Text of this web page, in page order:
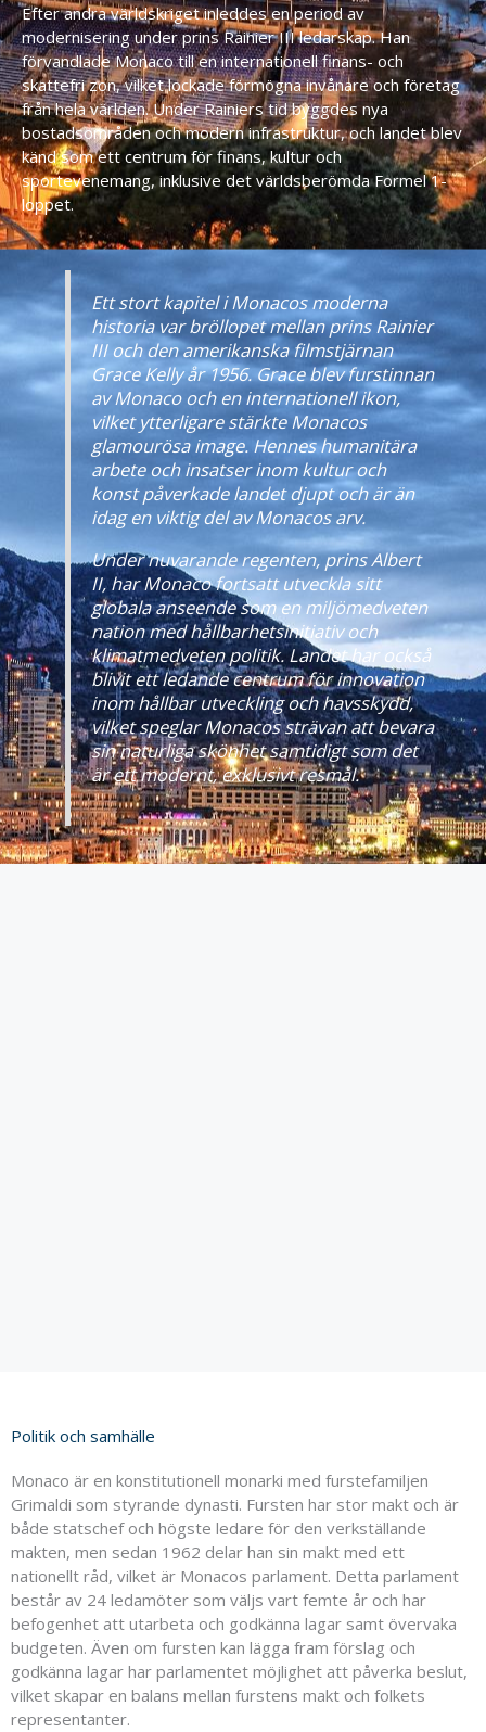
Efter andra världskriget inleddes en period av
modernisering under prins Rainier III ledarskap. Han
förvandlade Monaco till en internationell finans- och
skattefri zon, vilket lockade förmögna invånare och företag
från hela världen. Under Rainiers tid byggdes nya
bostadsområden och modern infrastruktur, och landet blev
känd som ett centrum för finans, kultur och
sportevenemang, inklusive det världsberömda Formel 1-
loppet.
Ett stort kapitel i Monacos moderna
historia var bröllopet mellan prins Rainier
III och den amerikanska filmstjärnan
Grace Kelly år 1956. Grace blev furstinnan
av Monaco och en internationell ikon,
vilket ytterligare stärkte Monacos
glamourösa image. Hennes humanitära
arbete och insatser inom kultur och
konst påverkade landet djupt och är än
idag en viktig del av Monacos arv.
Under nuvarande regenten, prins Albert
II, har Monaco fortsatt utveckla sitt
globala anseende som en miljömedveten
nation med hållbarhetsinitiativ och
klimatmedveten politik. Landet har också
blivit ett ledande centrum för innovation
inom hållbar utveckling och havsskydd,
vilket speglar Monacos strävan att bevara
sin naturliga skönhet samtidigt som det
är ett modernt, exklusivt resmål.
Politik och samhälle
Monaco är en konstitutionell monarki med furstefamiljen
Grimaldi som styrande dynasti. Fursten har stor makt och är
både statschef och högste ledare för den verkställande
makten, men sedan 1962 delar han sin makt med ett
nationellt råd, vilket är Monacos parlament. Detta parlament
består av 24 ledamöter som väljs vart femte år och har
befogenhet att utarbeta och godkänna lagar samt övervaka
budgeten. Även om fursten kan lägga fram förslag och
godkänna lagar har parlamentet möjlighet att påverka beslut,
vilket skapar en balans mellan furstens makt och folkets
representanter.